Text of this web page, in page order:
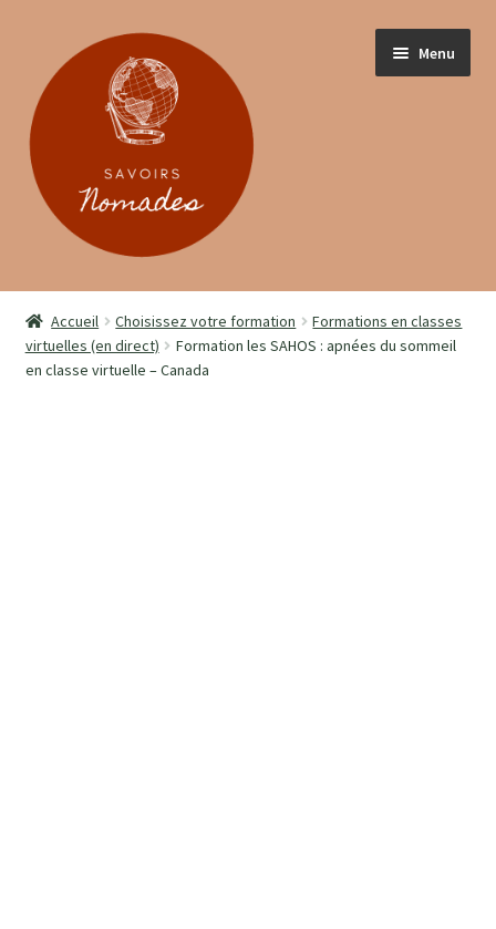
Menu
ACCUEIL
PRESENTATION
Accueil Choisissez votre formation
Formations en classes
virtuelles (en direct)
Formation les SAHOS : apnées du sommeil
en classe virtuelle – Canada